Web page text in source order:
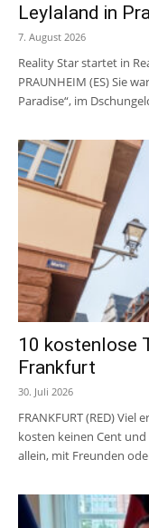
Leylaland in
7. August 2026
Reality Star startet in
PRAUNHEIM (ES) Sie
Paradise“, im
10 kostenlose
Frankfurt
30. Juli 2026
FRANKFURT (RED)
kosten keinen Cent und
allein, mit Freunden